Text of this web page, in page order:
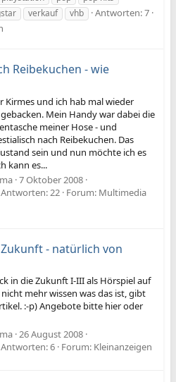
verkauf vhb
Antworten: 7
Reibekuchen - wie
Kirmes und ich hab mal wieder
Mein Handy war dabei die
meiner Hose - und
nach Reibekuchen. Das
sein und nun möchte ich es
kann es...
7 Oktober 2008
Antworten: 22 Forum: Multimedia
- natürlich von
in die Zukunft I-III als Hörspiel auf
mehr wissen was das ist, gibt
:-p) Angebote bitte hier oder
26 August 2008
Antworten: 6 Forum: Kleinanzeigen